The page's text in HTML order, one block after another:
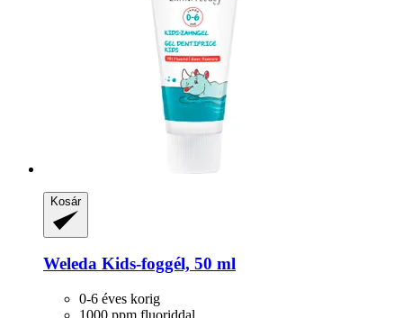
Kosár
Weleda Kids-​foggél, 50 ml
0-6 éves korig